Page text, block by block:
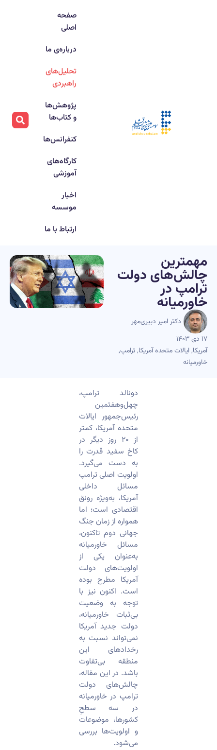
صفحه
اصلی
درباره‌ی ما
تحلیل‌های
راهبردی
پژوهش‌ها
و کتاب‌ها
کنفرانس‌ها
کارگاه‌های
آموزشی
اخبار
موسسه
ارتباط با ما
مهمترین
چالش‌های دولت
ترامپ در
خاورمیانه
دکتر امیر دبیری‌مهر
۱۷ دی ۱۴۰۳
آمریکا,ایالات متحده آمریکا,ترامپ,
خاورمیانه
دونالد ترامپ،
چهل‌وهفتمین
رئیس‌جمهور ایالات
متحده آمریکا، کمتر
از ۲۰ روز دیگر در
کاخ سفید قدرت را
به دست می‌گیرد.
اولویت اصلی ترامپ
مسائل داخلی
آمریکا، به‌ویژه رونق
اقتصادی است؛ اما
همواره از زمان جنگ
جهانی دوم تاکنون،
مسائل خاورمیانه
به‌عنوان یکی از
اولویت‌های دولت
آمریکا مطرح بوده
است. اکنون نیز با
توجه به وضعیت
بی‌ثبات خاورمیانه،
دولت جدید آمریکا
نمی‌تواند نسبت به
رخدادهای این
منطقه بی‌تفاوت
باشد. در این مقاله،
چالش‌های دولت
ترامپ در خاورمیانه
در سه سطحِ
کشورها، موضوعات
و اولویت‌ها بررسی
می‌شود.